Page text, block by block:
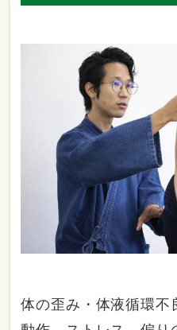
体の歪み・体液循環不